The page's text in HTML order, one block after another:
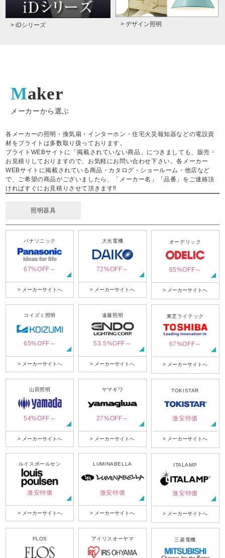
> iDシリーズ > デザイン照明
Maker
メーカーから選ぶ
各メーカーの照明・換気扇・インターホン・住宅火災報知器などの電設資
材をブライトは多数取り扱っております。
ブライトWEBサイトに「掲載されていない商品」につきましても、販売・
お見積りしておりますので、お気軽にお問い合わせ下さい。各メーカー
WEBサイトに掲載されている商品・カタログ・ショールーム・他店など
で、ご希望の商品がございましたら、「メーカー名」「品番」をご連絡頂
ければすぐにお見積りさせて頂きます‼
照明器具
パナソニック
67%OFF～
> メーカーサイトへ
大光電機
72%OFF～
> メーカーサイトへ
オーデリック
65%OFF～
> メーカーサイトへ
コイズミ照明
65%OFF～
> メーカーサイトへ
遠藤照明
53.5%OFF～
> メーカーサイトへ
東芝ライテック
67%OFF～
> メーカーサイトへ
山田照明
54%OFF～
> メーカーサイトへ
ヤマギワ
27%OFF～
> メーカーサイトへ
TOKISTAR
激安特価
> メーカーサイトへ
ルイスポールセン
激安特価
> メーカーサイトへ
LUMINABELLA
激安特価
> メーカーサイトへ
ITALAMP
激安特価
> メーカーサイトへ
FLOS アイリスオーヤマ 三菱電機